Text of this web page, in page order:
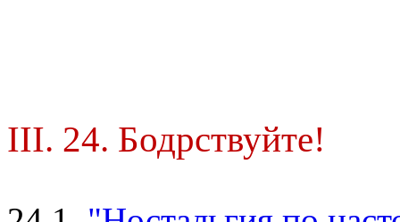
III. 24. Бодрствуйте!